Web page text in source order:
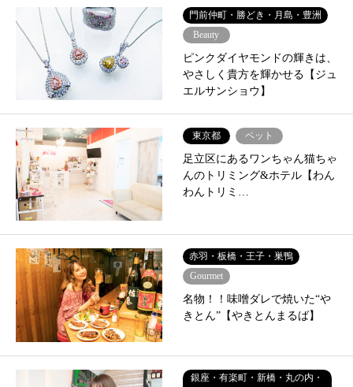
門前仲町・勝どき・月島・豊洲
Beauty
ピンクダイヤモンドの輝きは、
やさしく貴方を輝かせる【ジュ
エルサンショウ】
東京都 ペット
足立区にあるワンちゃん猫ちゃ
んのトリミング&ホテル【わん
わんトリミ…
赤羽・板橋・王子・巣鴨
Gourmet
名物！！味噌ダレで焼いた“や
きとん”【やきとんまるば】
銀座・有楽町・新橋・丸の内・